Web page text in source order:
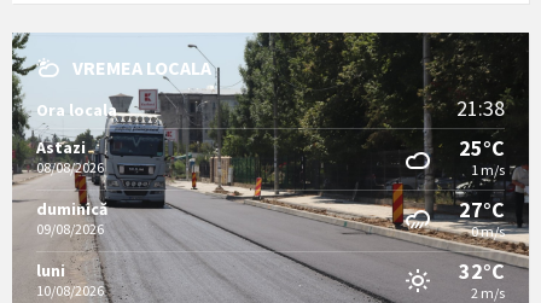
VREMEA LOCALA
Ora locala 21:38
Astazi
08/08/2026
25°C
1 m/s
duminică
09/08/2026
27°C
0 m/s
luni
10/08/2026
32°C
2 m/s